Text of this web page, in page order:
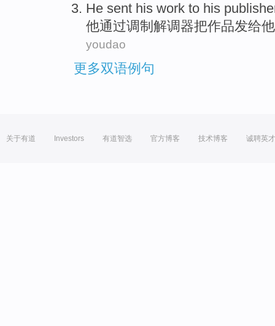
He sent his work to his
他通过调制解调器把作品发给他
youdao
更多双语例句
关于有道 Investors 有道智选 官方博客 技术博客 诚聘英才